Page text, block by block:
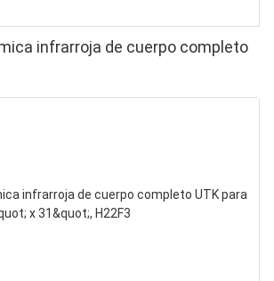
infrarroja de cuerpo completo